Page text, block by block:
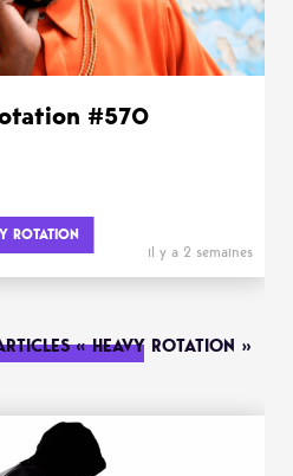
#570
ROTATION
il y a 2 semaines
« HEAVY ROTATION »